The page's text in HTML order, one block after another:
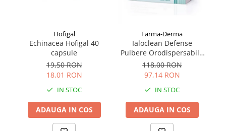
Hofigal
Echinacea Hofigal 40
capsule
19,50 RON
18,01 RON
IN STOC
ADAUGA IN COS
Farma-Derma
Ialoclean Defense
Pulbere Orodispersabilă
14 plicuri
118,00 RON
97,14 RON
IN STOC
ADAUGA IN COS